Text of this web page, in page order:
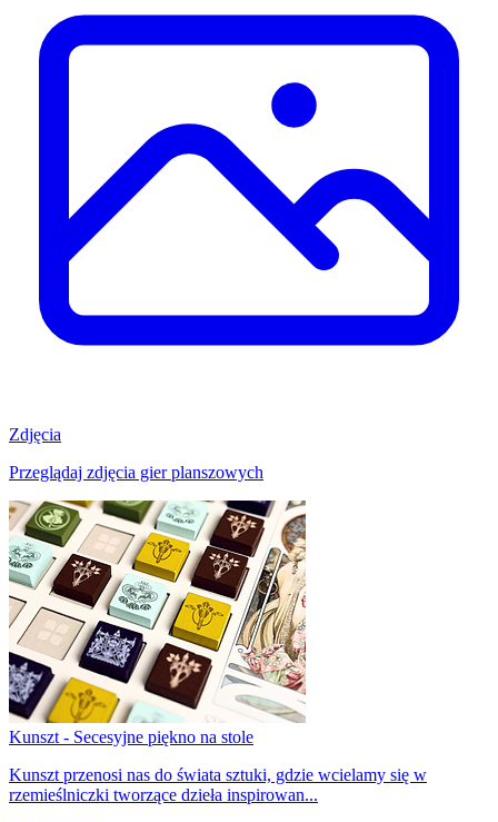
Zdjęcia
Przeglądaj zdjęcia gier planszowych
Kunszt - Secesyjne piękno na stole
Kunszt przenosi nas do świata sztuki, gdzie wcielamy się w
rzemieślniczki tworzące dzieła inspirowan...